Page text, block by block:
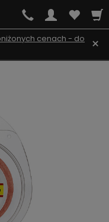
cenach - do
×